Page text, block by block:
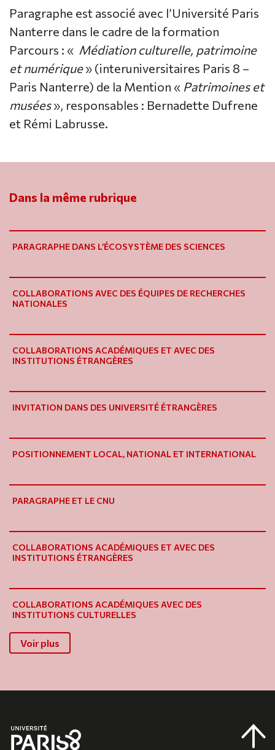
Paragraphe est associé avec l’Université Paris
Nanterre dans le cadre de la formation
Parcours : « Médiation culturelle, patrimoine
et numérique» (interuniversitaires Paris 8 –
Paris Nanterre) de la Mention « Patrimoines et
musées», responsables : Bernadette Dufrene
et Rémi Labrusse.
Dans la même rubrique
PARAGRAPHE DANS L’ÉCOSYSTÈME DES SCIENCES
COLLABORATIONS AVEC DES ÉQUIPES DE RECHERCHES
NATIONALES
COLLABORATIONS ACADÉMIQUES ET AVEC DES
INSTITUTIONS ÉTRANGÈRES
INVITATION DANS DES UNIVERSITÉ ÉTRANGÈRES
POSITIONNEMENT LOCAL, NATIONAL ET INTERNATIONAL
PARAGRAPHE ET LE CNU
COLLABORATIONS ACADÉMIQUES ET AVEC DES
INSTITUTIONS ÉTRANGÈRES
COLLABORATIONS ACADÉMIQUES AVEC DES
INSTITUTIONS CULTURELLES
Voir plus